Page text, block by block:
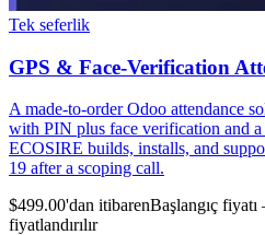
Tek seferlik
GPS & Face-Verification
A made-to-order Odoo attendance
with PIN plus face verification and
ECOSIRE builds, installs, and
19 after a scoping call.
$499.00'dan itibarenBaşlangıç
fiyatlandırılır